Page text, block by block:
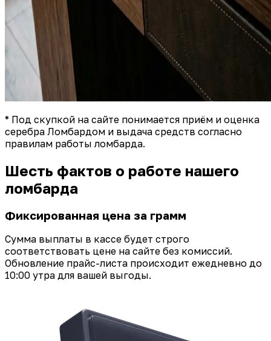
* Под скупкой на сайте понимается приём и оценка
серебра Ломбардом и выдача средств согласно
правилам работы ломбарда.
Шесть фактов о работе нашего
ломбарда
Фиксированная цена за грамм
Сумма выплаты в кассе будет строго
соответствовать цене на сайте без комиссий.
Обновление прайс-листа происходит ежедневно до
10:00 утра для вашей выгоды.